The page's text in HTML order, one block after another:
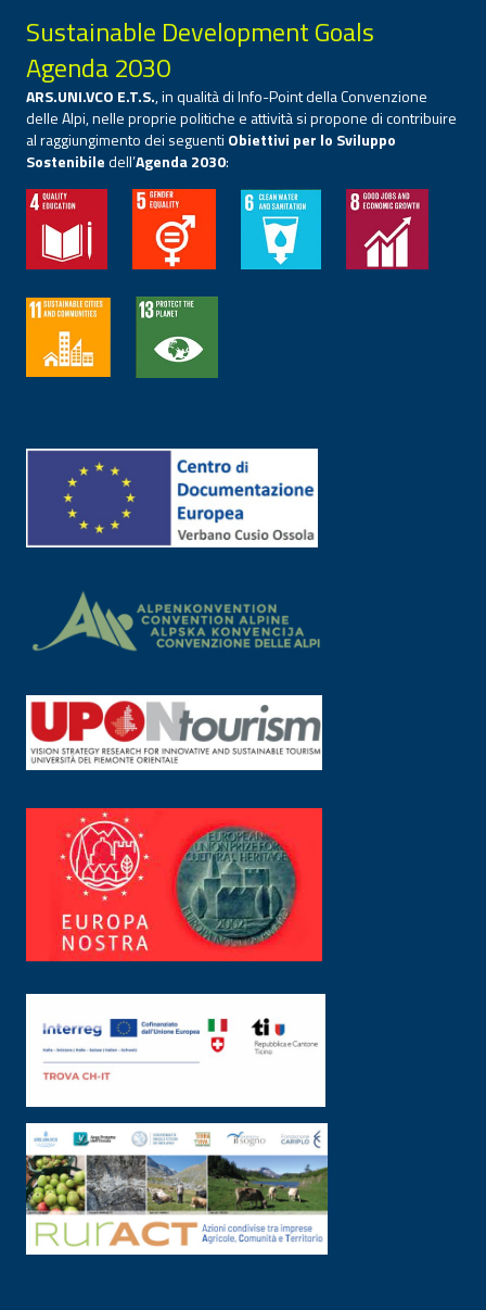
Sustainable Development Goals
Agenda 2030
ARS.UNI.VCO E.T.S., in qualità di Info-Point della Convenzione
delle Alpi, nelle proprie politiche e attività si propone di contribuire
al raggiungimento dei seguenti Obiettivi per lo Sviluppo
Sostenibiledell’Agenda 2030: